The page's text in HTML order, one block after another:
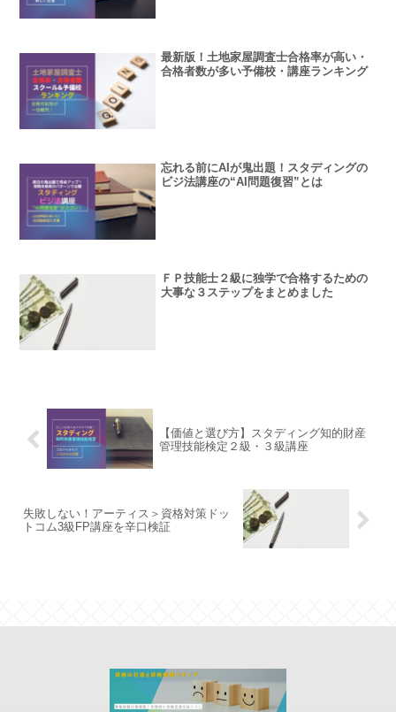
最新版！土地家屋調査士合格率が高い・
合格者数が多い予備校・講座ランキング
忘れる前にAIが鬼出題！スタディングの
ビジ法講座の“AI問題復習”とは
ＦＰ技能士２級に独学で合格するための
大事な３ステップをまとめました
【価値と選び方】スタディング知的財産
管理技能検定２級・３級講座
失敗しない！アーティス＞資格対策ドッ
トコム3級FP講座を辛口検証